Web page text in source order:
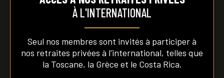
À L'INTERNATIONAL
Seul nos membres sont invités à participer à
nos retraites privées à l'international, telles que
la Toscane, la Grèce et le Costa Rica.